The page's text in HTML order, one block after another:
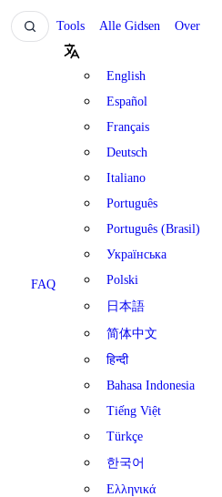
Tools Alle Gidsen Over
FAQ
English
Español
Français
Deutsch
Italiano
Português
Português (Brasil)
Українська
Polski
日本語
简体中文
हिन्दी
Bahasa Indonesia
Tiếng Việt
Türkçe
한국어
Ελληνικά